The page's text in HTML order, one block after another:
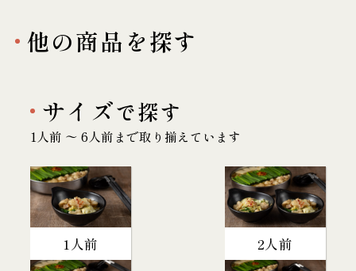
他の商品を探す
サイズで探す
1人前 〜 6人前まで取り揃えています
1人前 2人前